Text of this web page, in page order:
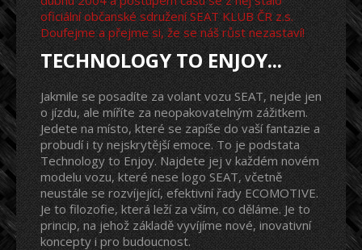
oficiální občanské sdružení SEAT KLUB ČR z.s.
Doufejme a přejme si, že se náš růst nezastaví!
TECHNOLOGY TO ENJOY...
Jakmile se posadíte za volant vozu SEAT, nejde jen
o jízdu, ale míříte za neopakovatelným zážitkem.
Jedete na místo, které se zapíše do vaší fantazie a
probudí i ty nejskrytější emoce. To je podstata
Technology to Enjoy. Najdete jej v každém novém
modelu vozu, které nese logo SEAT, včetně
neustále se rozvíjející, efektivní řady ECOMOTIVE.
Je to filozofie, která leží za vším, co děláme. Je to
princip, na jehož základě vyvíjíme nové, inovativní
koncepty i pro budoucnost.